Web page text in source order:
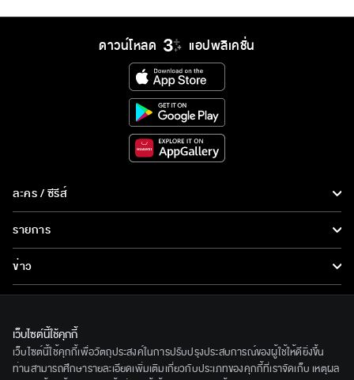
ดาวน์โหลด แอปพลิเคชั่น
ละคร / ซีรีส์
ละคร/ซีรีส์
ซีรีส์นานาชาติ
การ์ตูน & เกม
รายการ
รายการทั้งหมด
ข่าว
ข่าวทั้งหมด
ข่าวประชาสัมพันธ์
ทีวีออนไลน์
เกี่ยวกับเรา
BEC World
ติดตามเราได้ที่
เว็บไซต์นี้ใช้คุกกี้
เว็บไซต์นี้ใช้คุกกี้เพื่อวัตถุประสงค์ในการปรับปรุงประสบการณ์ของผู้ใช้ให้ดียิ่งขึ้น
ท่านสามารถศึกษารายละเอียดเพิ่มเติมเกี่ยวกับประเภทของคุกกี้ที่เราจัดเก็บ เหตุผล